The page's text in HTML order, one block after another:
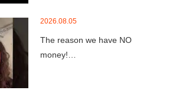
2026.08.05
The reason we have NO
money!…